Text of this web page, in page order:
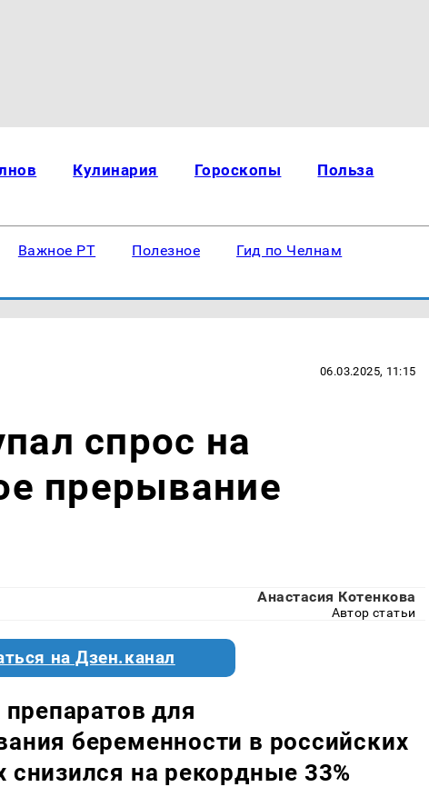
Кулинария Гороскопы Польза
Важное РТ Полезное Гид по Челнам
06.03.2025, 11:15
спрос на
прерывание
Анастасия Котенкова
Автор статьи
на Дзен.канал
для
беременности в российских
на рекордные 33%